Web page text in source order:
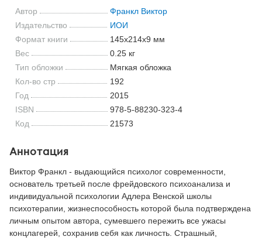
Автор
Франкл Виктор
Издательство
ИОИ
Формат книги
145x214x9 мм
Вес
0.25 кг
Тип обложки
Мягкая обложка
Кол-во стр
192
Год
2015
ISBN
978-5-88230-323-4
Код
21573
Аннотация
Виктор Франкл - выдающийся психолог современности,
основатель третьей после фрейдовского психоанализа и
индивидуальной психологии Адлера Венской школы
психотерапии, жизнеспособность которой была подтверждена
личным опытом автора, сумевшего пережить все ужасы
концлагерей, сохранив себя как личность. Страшный,